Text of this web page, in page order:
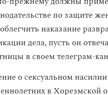
по защите
наказание
дела, пусть он
в своем телеграм-
о сексуальном
в Хорезмской